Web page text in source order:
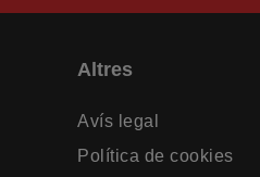
Altres
Avís legal
Política de cookies